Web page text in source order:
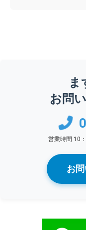
ま
お問
営業時間 10
お